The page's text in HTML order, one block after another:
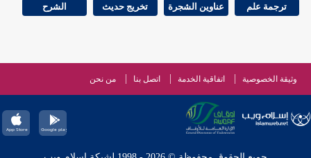
ترجمة علم عناوين الشجرة تخريج حديث الشرح
وثيقة الخصوصية اتفاقية الخدمة اتصل بنا من نحن